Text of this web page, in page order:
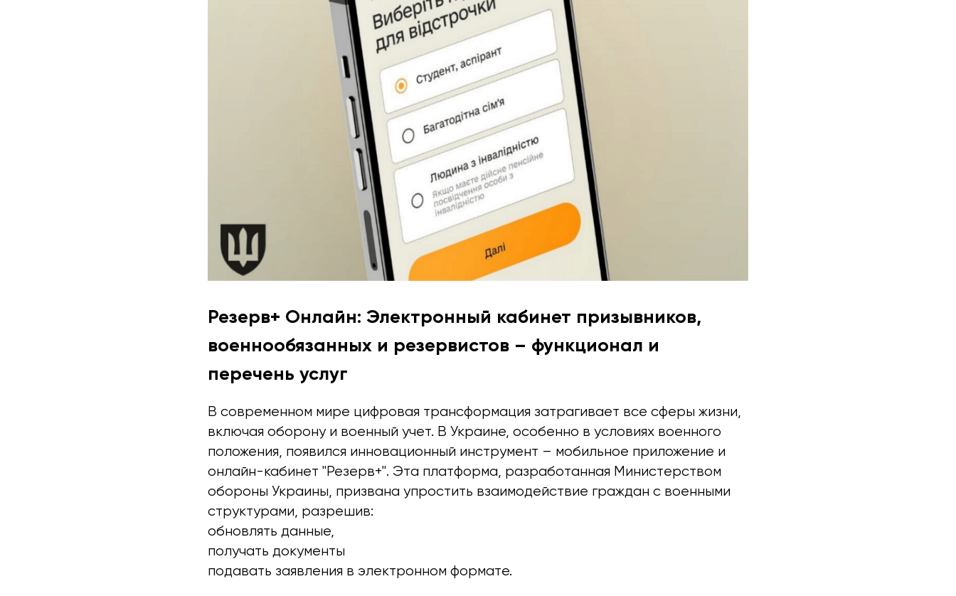
Резерв+ Онлайн: Электронный кабинет призывников,
военнообязанных и резервистов – функционал и
перечень услуг
В современном мире цифровая трансформация затрагивает все сферы жизни,
включая оборону и военный учет. В Украине, особенно в условиях военного
положения, появился инновационный инструмент – мобильное приложение и
онлайн-кабинет "Резерв+". Эта платформа, разработанная Министерством
обороны Украины, призвана упростить взаимодействие граждан с военными
структурами, разрешив:
обновлять данные,
получать документы
подавать заявления в электронном формате.